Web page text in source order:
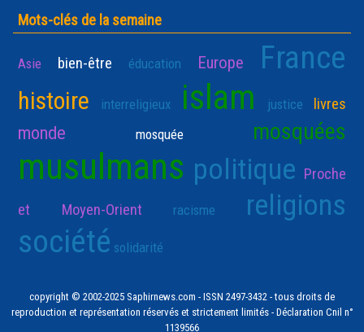
Mots-clés de la semaine
Asie bien-être éducation Europe France
histoire interreligieux islam justice livres
monde mosquée mosquées
musulmans politique Proche
et Moyen-Orient
racisme religions
société solidarité
copyright © 2002-2025 Saphirnews.com - ISSN 2497-3432 - tous droits de
reproduction et représentation réservés et strictement limités - Déclaration Cnil n°
1139566